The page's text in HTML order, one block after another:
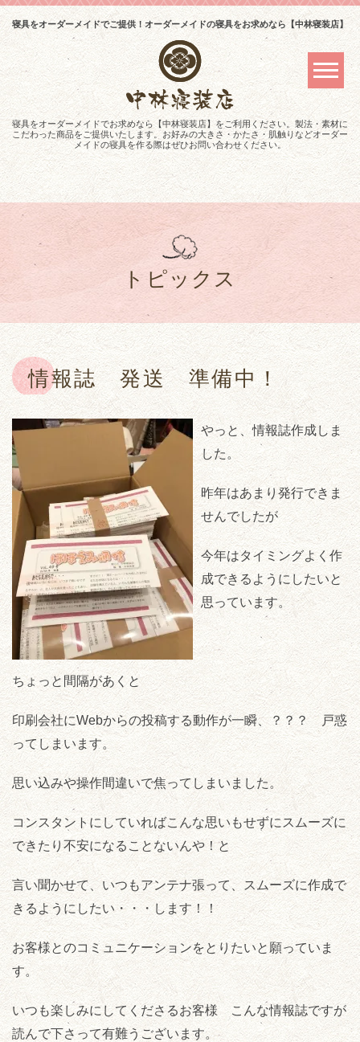
寝具をオーダーメイドでご提供！オーダーメイドの寝具をお求めなら【中林寝装店】
寝具をオーダーメイドでお求めなら【中林寝装店】をご利用ください。製法・素材に
こだわった商品をご提供いたします。お好みの大きさ・かたさ・肌触りなどオーダー
メイドの寝具を作る際はぜひお問い合わせください。
トピックス
情報誌 発送 準備中！
やっと、情報誌作成しま
した。
昨年はあまり発行できま
せんでしたが
今年はタイミングよく作
成できるようにしたいと
思っています。
ちょっと間隔があくと
印刷会社にWebからの投稿する動作が一瞬、？？？ 戸惑
ってしまいます。
思い込みや操作間違いで焦ってしまいました。
コンスタントにしていればこんな思いもせずにスムーズに
できたり不安になることないんや！と
言い聞かせて、いつもアンテナ張って、スムーズに作成で
きるようにしたい・・・します！！
お客様とのコミュニケーションをとりたいと願っていま
す。
いつも楽しみにしてくださるお客様 こんな情報誌ですが
読んで下さって有難うございます。